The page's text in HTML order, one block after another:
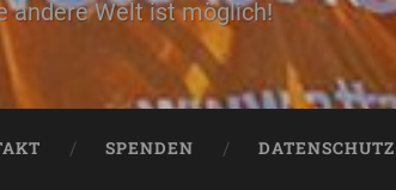
andere Welt ist möglich!
SPENDEN DATENSCHUTZ